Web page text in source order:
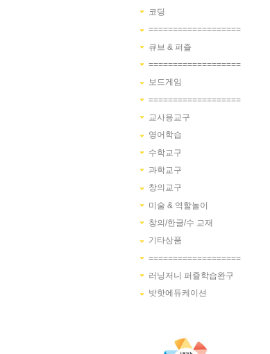
코딩
===================
큐브 & 퍼즐
===================
보드게임
===================
교사용교구
영어학습
수학교구
과학교구
창의교구
미술 & 역할놀이
창의/한글/수 교재
기타상품
===================
러닝저니 퍼즐학습완구
밧핫에듀케이션